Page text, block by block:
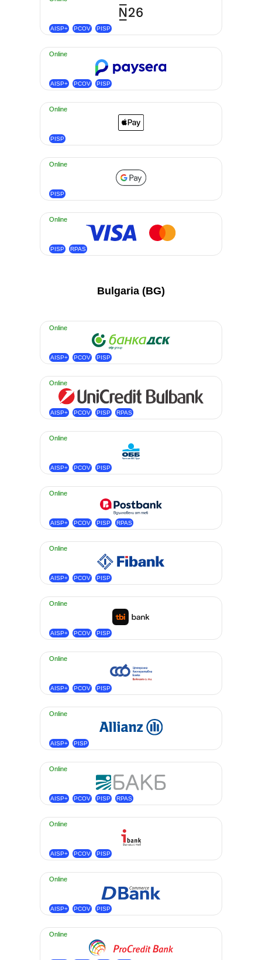
AISP+ PCOV PISP
Online
AISP+ PCOV PISP
Online
PISP
Online
PISP
Online
PISP RPAS
Bulgaria (BG)
Online
AISP+ PCOV PISP
Online
AISP+ PCOV PISP RPAS
Online
AISP+ PCOV PISP
Online
AISP+ PCOV PISP RPAS
Online
AISP+ PCOV PISP
Online
AISP+ PCOV PISP
Online
AISP+ PCOV PISP
Online
AISP+ PISP
Online
AISP+ PCOV PISP RPAS
Online
AISP+ PCOV PISP
Online
AISP+ PCOV PISP
Online